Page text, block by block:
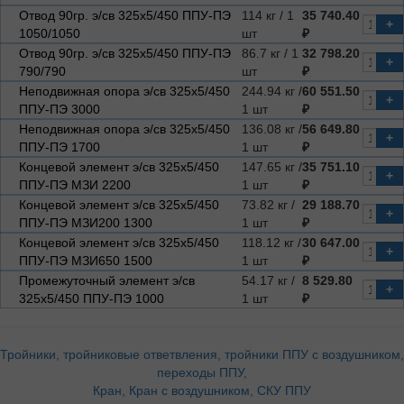
Отвод 90гр. э/св 325х5/450 ППУ-ПЭ
1050/1050
114 кг / 1
шт
35 740.40
₽
+
Отвод 90гр. э/св 325х5/450 ППУ-ПЭ
790/790
86.7 кг / 1
шт
32 798.20
₽
+
Неподвижная опора э/св 325х5/450
ППУ-ПЭ 3000
244.94 кг /
1 шт
60 551.50
₽
+
Неподвижная опора э/св 325х5/450
ППУ-ПЭ 1700
136.08 кг /
1 шт
56 649.80
₽
+
Концевой элемент э/св 325х5/450
ППУ-ПЭ МЗИ 2200
147.65 кг /
1 шт
35 751.10
₽
+
Концевой элемент э/св 325х5/450
ППУ-ПЭ МЗИ200 1300
73.82 кг /
1 шт
29 188.70
₽
+
Концевой элемент э/св 325х5/450
ППУ-ПЭ МЗИ650 1500
118.12 кг /
1 шт
30 647.00
₽
+
Промежуточный элемент э/св
325х5/450 ППУ-ПЭ 1000
54.17 кг /
1 шт
8 529.80
₽
+
Тройники, тройниковые ответвления, тройники ППУ с воздушником,
переходы ППУ,
Кран, Кран с воздушником, СКУ ППУ